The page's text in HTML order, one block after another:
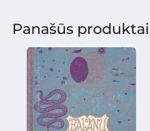
Panašūs produktai